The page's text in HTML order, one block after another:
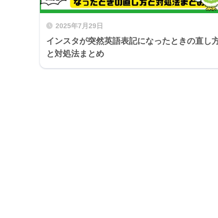
2025年7月29日
インスタが突然英語表記になったときの直し
と対処法まとめ